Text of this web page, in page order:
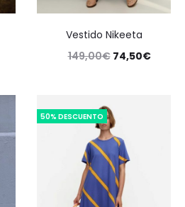
Vestido Nikeeta
149,00€ 74,50€
50% DESCUENTO